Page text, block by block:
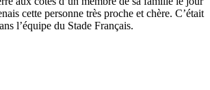
cette personne très proche et chère. C’était
l’équipe du Stade Français.